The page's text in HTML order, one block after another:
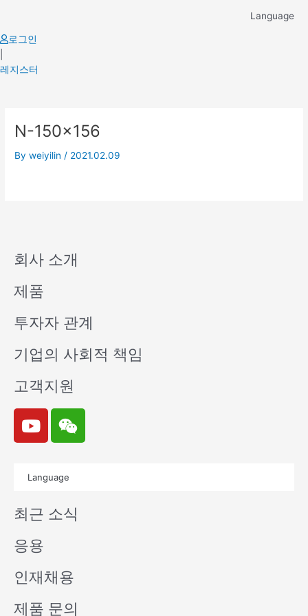
content
Language
로그인
레지스터
N-150×156
Byweiyilin / 2021.02.09
회사 소개
제품
투자자 관계
기업의 사회적 책임
고객지원
Y
o
u
e
W
e
i
n
Language
최근 소식
응용
인재채용
제품 문의